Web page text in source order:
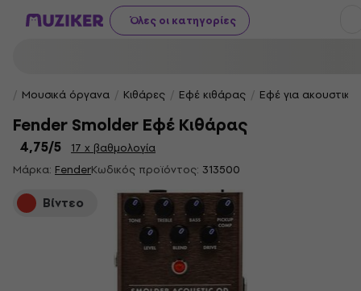
Όλες οι κατηγορίες
Μουσικά όργανα Κιθάρες Εφέ κιθάρας Εφέ για
Fender Smolder Εφέ Κιθάρας
4,75/5
17 x βαθμολογία
Μάρκα: FenderΚωδικός προϊόντος: 313500
Βίντεο